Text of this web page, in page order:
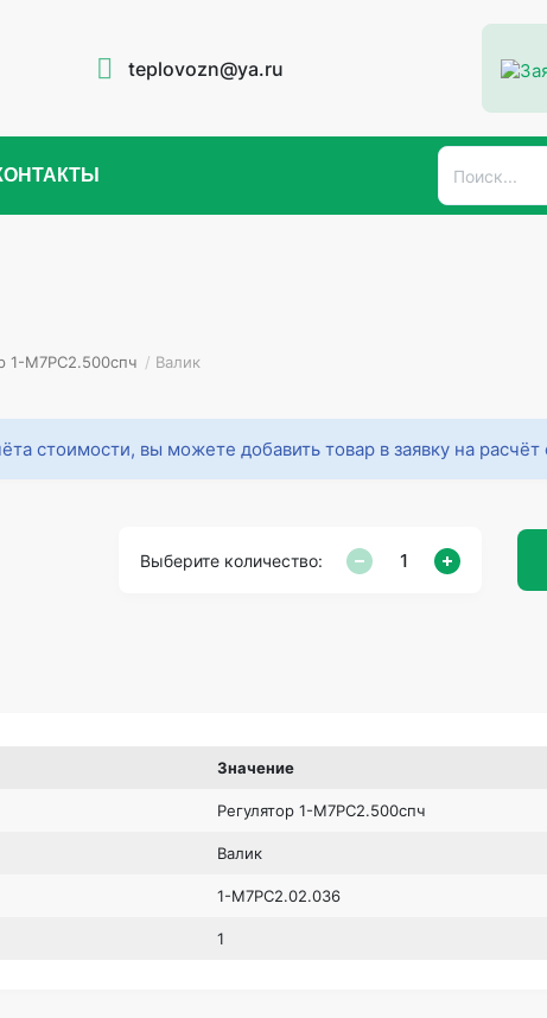
teplovozn@ya.ru
1-М7РС2.500спч / Валик
стоимости, вы можете добавить товар в заявку на
Выберите количество:
Значение
Регулятор 1-М7РС2.500спч
Валик
1-М7РС2.02.036
1